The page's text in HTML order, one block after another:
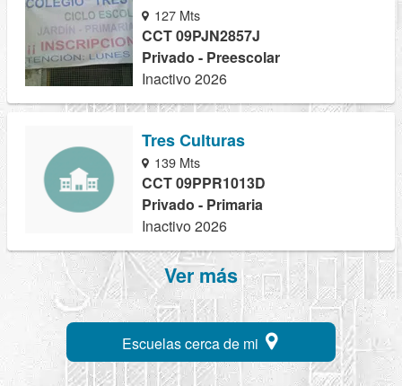
127 Mts
CCT 09PJN2857J
Privado - Preescolar
Inactivo 2026
Tres Culturas
139 Mts
CCT 09PPR1013D
Privado - Primaria
Inactivo 2026
Ver más
Escuelas cerca de mi